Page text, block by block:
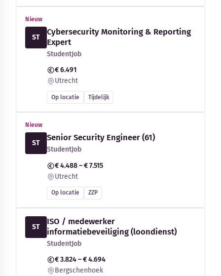
Nieuw
ST
Cybersecurity Monitoring & Reporting
Expert
StudentJob
€ 6.491
Utrecht
Op locatie Tijdelijk
Nieuw
ST
Senior Security Engineer (61)
StudentJob
€ 4.488 – € 7.515
Utrecht
Op locatie ZZP
ST
ISO / medewerker
informatiebeveiliging (loondienst)
StudentJob
€ 3.824 – € 4.694
Bergschenhoek